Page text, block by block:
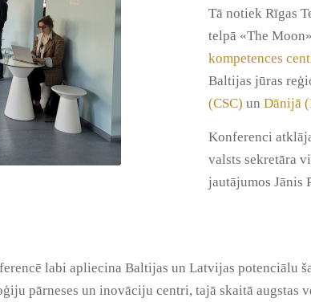
Tā notiek Rīgas
telpā «The
kompetences
Baltijas jūras
(CSC) unDānijā
Konferenci
valsts sekretāra
jautājumos Jānis
labi apliecina Baltijas un Latvijas potenciālu
pārneses un inovāciju centri, tajā skaitā augstas